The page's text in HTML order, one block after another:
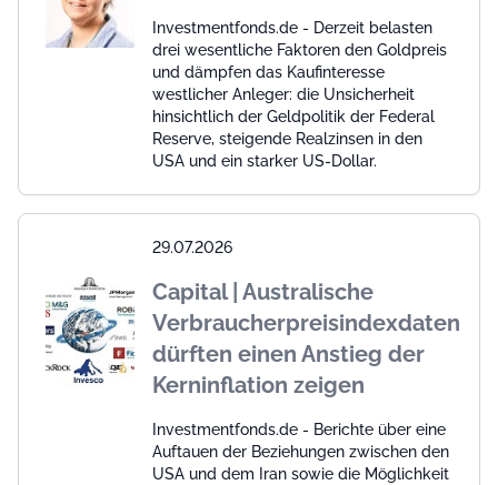
Investmentfonds.de - Derzeit belasten
drei wesentliche Faktoren den Goldpreis
und dämpfen das Kaufinteresse
westlicher Anleger: die Unsicherheit
hinsichtlich der Geldpolitik der Federal
Reserve, steigende Realzinsen in den
USA und ein starker US-Dollar.
29.07.2026
Capital | Australische
Verbraucherpreisindexdaten
dürften einen Anstieg der
Kerninflation zeigen
Investmentfonds.de - Berichte über eine
Auftauen der Beziehungen zwischen den
USA und dem Iran sowie die Möglichkeit